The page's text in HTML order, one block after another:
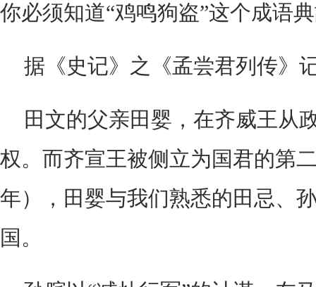
你必须知道“鸡鸣狗盗”这个成语
据《史记》之《孟尝君列传》
田文的父亲田婴，在齐威王从
权。而齐宣王被侧立为国君的第
年），田婴与我们熟悉的田忌、
国。